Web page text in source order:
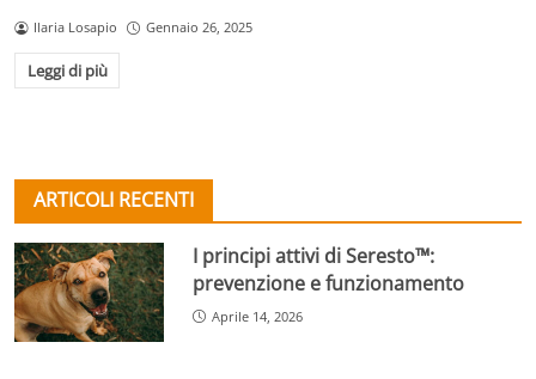
Ilaria Losapio Gennaio 26, 2025
Leggi di più
ARTICOLI RECENTI
I principi attivi di Seresto™:
prevenzione e funzionamento
Aprile 14, 2026